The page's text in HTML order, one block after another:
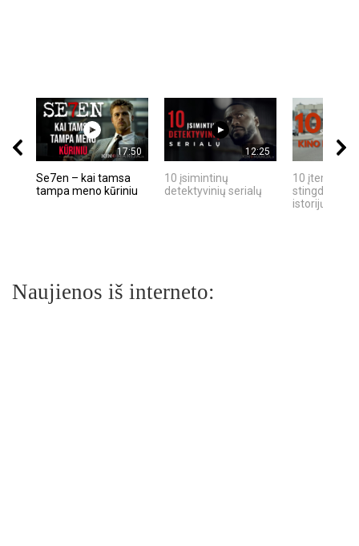
17:50
Se7en – kai tamsa
tampa meno kūriniu
12:25
10 įsimintinų
detektyvinių serialų
10 įtemptų,
stingdančių
istorijų
Naujienos iš interneto: